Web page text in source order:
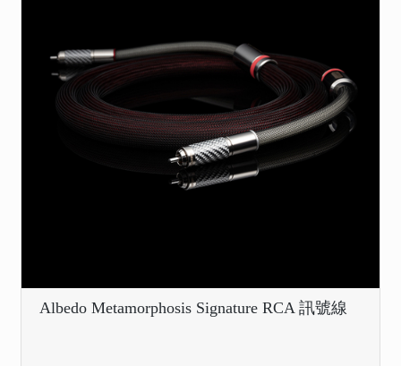
Albedo Metamorphosis Signature RCA 訊號線